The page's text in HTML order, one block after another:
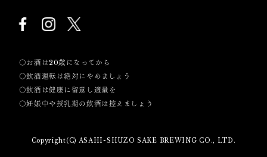
〇お酒は20歳になってから
〇飲酒運転は絶対にやめましょう
〇飲酒は健康に留意し適量を
〇妊娠中や授乳期の飲酒は控えましょう
Copyright(C) ASAHI-SHUZO SAKE BREWING CO., LTD.